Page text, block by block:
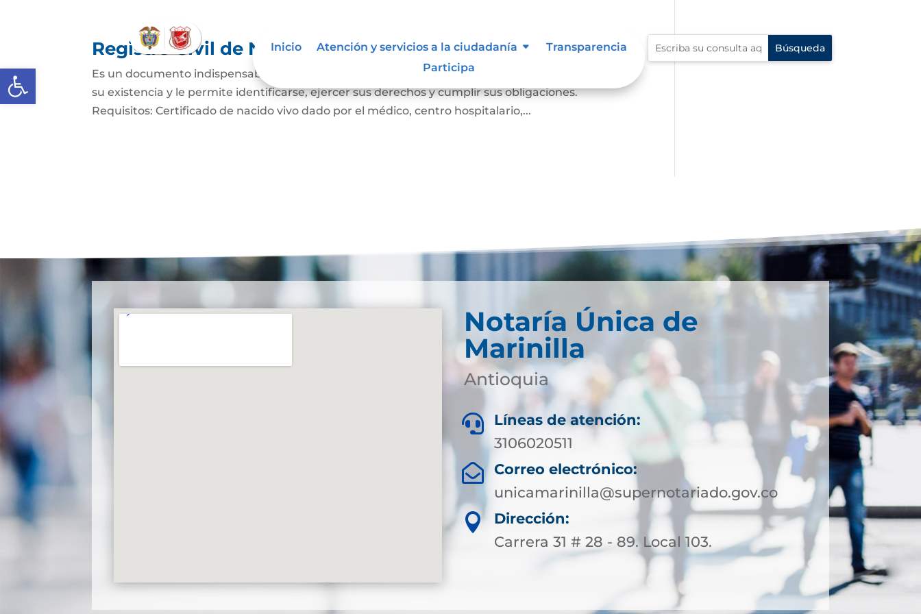
Abrir barra de herramientas
Inicio Atención y servicios a la ciudadanía
Transparencia
Participa
Registro Civil de Nacimiento
Es un documento indispensable mediante el cual la persona prueba ante la familia y la sociedad
su existencia y le permite identificarse, ejercer sus derechos y cumplir sus obligaciones.
Requisitos: Certificado de nacido vivo dado por el médico, centro hospitalario,...
Notaría Única de
Marinilla
Antioquia

Líneas de atención:
3106020511

Correo electrónico:
unicamarinilla@supernotariado.gov.co

Dirección:
Carrera 31 # 28 - 89. Local 103.